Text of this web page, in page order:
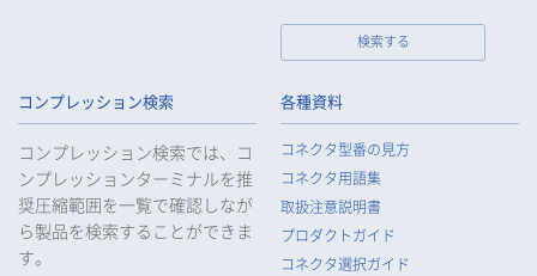
個人情報の取得
当社は、当社サービスの提供にあたり、お客様等の氏名、住
所、電話番号、電子メールアドレス、勤務先情報（所属会社
名、所属部署名、役職、住所、電話（FAX）番号等）、性別、銀
行口座情報等の個人情報を取得します。当社は、適正に個人情
報を取得し、偽りその他不正の手段により取得することはいた
検索する
コンプレッション検索
コンプレッション検索では、コ
ンプレッションターミナルを推
奨圧縮範囲を一覧で確認しなが
ら製品を検索することができま
す。
各種資料
コネクタ型番の見方
コネクタ用語集
取扱注意説明書
プロダクトガイド
コネクタ選択ガイド